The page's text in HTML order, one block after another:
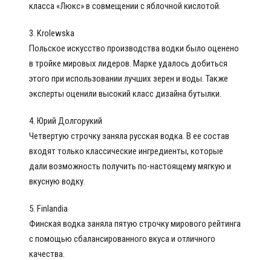
класса «Люкс» в совмещении с яблочной кислотой.
3. Krolewska
Польское искусство производства водки было оценено
в тройке мировых лидеров. Марке удалось добиться
этого при использовании лучших зерен и воды. Также
эксперты оценили высокий класс дизайна бутылки.
4. Юрий Долгорукий
Четвертую строчку заняла русская водка. В ее состав
входят только классические ингредиенты, которые
дали возможность получить по-настоящему мягкую и
вкусную водку.
5. Finlandia
Финская водка заняла пятую строчку мирового рейтинга
с помощью сбалансированного вкуса и отличного
качества.